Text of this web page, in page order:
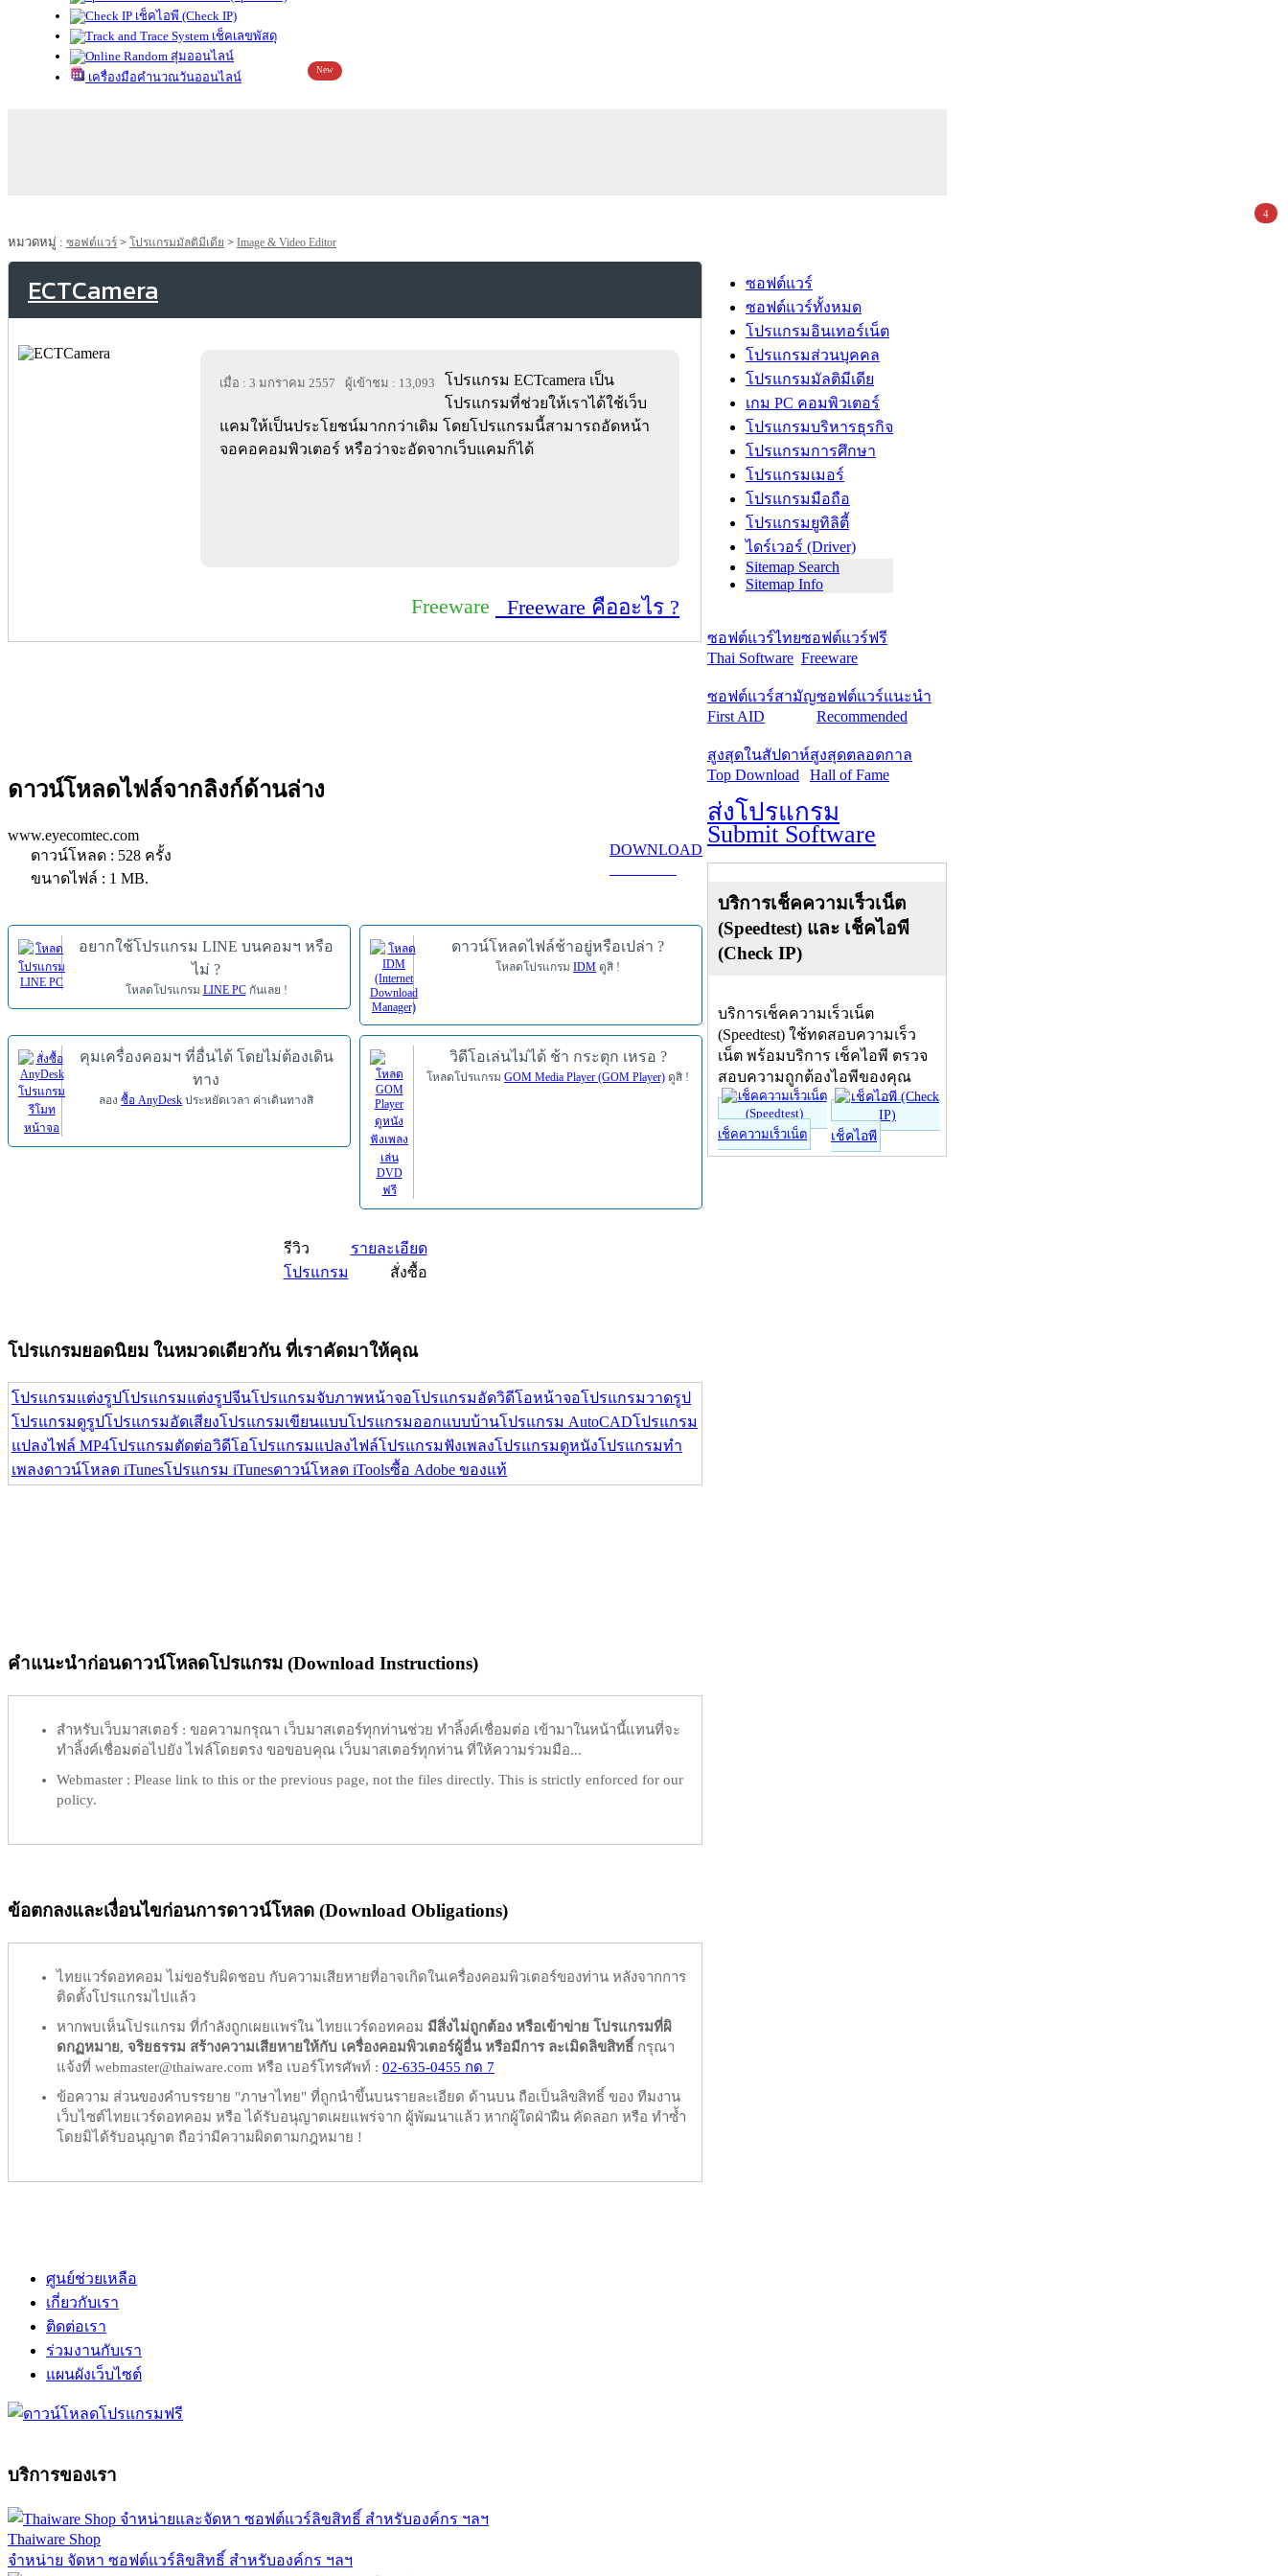
เช็คไอพี (Check IP)
เช็คเลขพัสดุ
สุ่มออนไลน์
เครื่องมือคำนวณวันออนไลน์
New
หมวดหมู่ : ซอฟต์แวร์ > โปรแกรมมัลติมีเดีย > Image & Video Editor
ECTCamera
เมื่อ : 3 มกราคม 2557 ผู้เข้าชม : 13,093
โปรแกรม ECTcamera เป็น
โปรแกรมที่ช่วยให้เราได้ใช้เว็บ
แคมให้เป็นประโยชน์มากกว่าเดิม โดยโปรแกรมนี้สามารถอัดหน้า
จอคอคอมพิวเตอร์ หรือว่าจะอัดจากเว็บแคมก็ได้
Freeware Freeware คืออะไร ?
ดาวน์โหลดไฟล์จากลิงก์ด้านล่าง
www.eyecomtec.com
ดาวน์โหลด : 528 ครั้ง
ขนาดไฟล์ : 1 MB.
DOWNLOAD
อยากใช้โปรแกรม LINE บนคอมฯ หรือ
ไม่ ?
โหลดโปรแกรม LINE PCกันเลย !
ดาวน์โหลดไฟล์ช้าอยู่หรือเปล่า ?
โหลดโปรแกรม IDM ดูสิ !
คุมเครื่องคอมฯ ที่อื่นได้ โดยไม่ต้องเดิน
ทาง
ลอง ซื้อ AnyDesk ประหยัดเวลา ค่าเดินทางสิ
วิดีโอเล่นไม่ได้ ช้า กระตุก เหรอ ?
โหลดโปรแกรม GOM Media Player (GOM Player) ดูสิ !
รีวิว
รายละเอียด
โปรแกรม
สั่งซื้อ
โปรแกรมยอดนิยม ในหมวดเดียวกัน ที่เราคัดมาให้คุณ
โปรแกรมแต่งรูปโปรแกรมแต่งรูปจีนโปรแกรมจับภาพหน้าจอโปรแกรมอัดวิดีโอหน้าจอโปรแกรมวาดรูป
โปรแกรมดูรูปโปรแกรมอัดเสียงโปรแกรมเขียนแบบโปรแกรมออกแบบบ้านโปรแกรม AutoCADโปรแกรม
แปลงไฟล์ MP4โปรแกรมตัดต่อวิดีโอโปรแกรมแปลงไฟล์โปรแกรมฟังเพลงโปรแกรมดูหนังโปรแกรมทำ
เพลงดาวน์โหลด iTunesโปรแกรม iTunesดาวน์โหลด iToolsซื้อ Adobe ของแท้
คำแนะนำก่อนดาวน์โหลดโปรแกรม (Download Instructions)
สำหรับเว็บมาสเตอร์ : ขอความกรุณา เว็บมาสเตอร์ทุกท่านช่วย ทำลิ้งค์เชื่อมต่อ เข้ามาในหน้านี้แทนที่จะ
ทำลิ้งค์เชื่อมต่อไปยัง ไฟล์โดยตรง ขอขอบคุณ เว็บมาสเตอร์ทุกท่าน ที่ให้ความร่วมมือ...
Webmaster : Please link to this or the previous page, not the files directly. This is strictly enforced for our
policy.
ข้อตกลงและเงื่อนไขก่อนการดาวน์โหลด (Download Obligations)
ไทยแวร์ดอทคอม ไม่ขอรับผิดชอบ กับความเสียหายที่อาจเกิดในเครื่องคอมพิวเตอร์ของท่าน หลังจากการ
ติดตั้งโปรแกรมไปแล้ว
หากพบเห็นโปรแกรม ที่กำลังถูกเผยแพร่ใน ไทยแวร์ดอทคอม มีสิ่งไม่ถูกต้อง หรือเข้าข่าย โปรแกรมที่ผิ
ดกฏหมาย, จริยธรรม สร้างความเสียหายให้กับ เครื่องคอมพิวเตอร์ผู้อื่น หรือมีการ ละเมิดลิขสิทธิ์ กรุณา
แจ้งที่ webmaster@thaiware.com หรือ เบอร์โทรศัพท์ : 02-635-0455 กด 7
ข้อความ ส่วนของคำบรรยาย "ภาษาไทย" ที่ถูกนำขึ้นบนรายละเอียด ด้านบน ถือเป็นลิขสิทธิ์ ของ ทีมงาน
เว็บไซต์ไทยแวร์ดอทคอม หรือ ได้รับอนุญาตเผยแพร่จาก ผู้พัฒนาแล้ว หากผู้ใดฝ่าฝืน คัดลอก หรือ ทำซ้ำ
โดยมิได้รับอนุญาต ถือว่ามีความผิดตามกฎหมาย !
ซอฟต์แวร์
ซอฟต์แวร์ทั้งหมด
โปรแกรมอินเทอร์เน็ต
โปรแกรมส่วนบุคคล
โปรแกรมมัลติมีเดีย
เกม PC คอมพิวเตอร์
โปรแกรมบริหารธุรกิจ
โปรแกรมการศึกษา
โปรแกรมเมอร์
โปรแกรมมือถือ
โปรแกรมยูทิลิตี้
ไดร์เวอร์ (Driver)
Sitemap Search
Sitemap Info
ซอฟต์แวร์ไทย
Thai Software
ซอฟต์แวร์ฟรี
Freeware
ซอฟต์แวร์สามัญ
First AID
ซอฟต์แวร์แนะนำ
Recommended
สูงสุดในสัปดาห์
Top Download
สูงสุดตลอดกาล
Hall of Fame
ส่งโปรแกรม
Submit Software
บริการเช็คความเร็วเน็ต
(Speedtest) และ เช็คไอพี
(Check IP)
บริการเช็คความเร็วเน็ต
(Speedtest) ใช้ทดสอบความเร็ว
เน็ต พร้อมบริการ เช็คไอพี ตรวจ
สอบความถูกต้องไอพีของคุณ
เช็คความเร็วเน็ต เช็คไอพี
ศูนย์ช่วยเหลือ
เกี่ยวกับเรา
ติดต่อเรา
ร่วมงานกับเรา
4
แผนผังเว็บไซต์
บริการของเรา
Thaiware Shop
จำหน่าย จัดหา ซอฟต์แวร์ลิขสิทธิ์ สำหรับองค์กร ฯลฯ